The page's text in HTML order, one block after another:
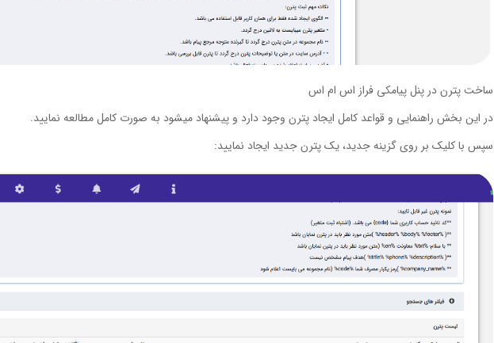
ساخت پترن در پنل پیامکی فراز اس ام اس
در این بخش راهنمایی و قواعد کامل ایجاد پترن وجود دارد و پیشنهاد میشود به صورت کامل مطالعه نمایید.
سپس با کلیک بر روی گزینه جدید، یک پترن جدید ایجاد نمایید: